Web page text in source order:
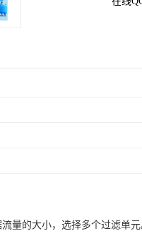
量的大小，选择多个过滤单